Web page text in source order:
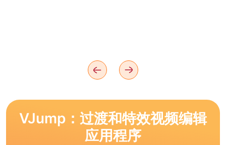
VJump：过渡和特效视频编辑
应用程序